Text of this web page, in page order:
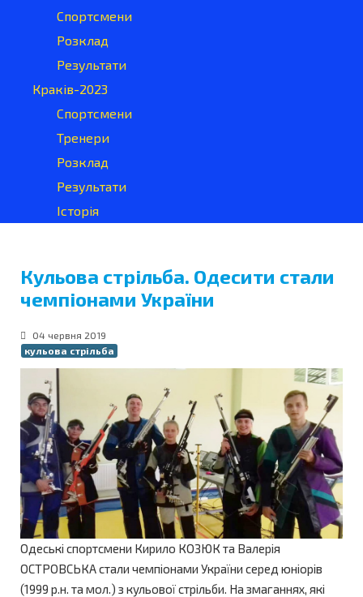
Спортсмени
Розклад
Результати
Краків-2023
Спортсмени
Тренери
Розклад
Результати
Історія
Кульова стрільба. Одесити стали
чемпіонами України
04 червня 2019
кульова стрільба
Одеські спортсмени Кирило КОЗЮК та Валерія
ОСТРОВСЬКА стали чемпіонами України серед юніорів
(1999 р.н. та мол.) з кульової стрільби. На змаганнях, які